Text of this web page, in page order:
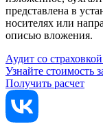
представлена в
носителях или
описью вложения.
Аудит со
Узнайте стоимость
Получить расчет